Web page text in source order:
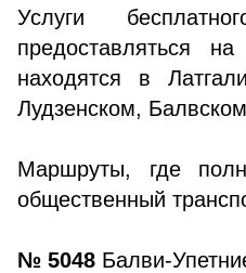
Услуги
предоставляться
находятся в
Лудзенском,
Маршруты, где
общественный
№ 5048 Балви-